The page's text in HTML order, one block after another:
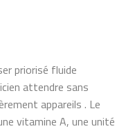
priorisé fluide
attendre sans
appareils . Le
vitamine A, une unité